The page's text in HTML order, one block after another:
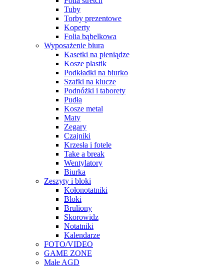
Tuby
Torby prezentowe
Koperty
Folia bąbelkowa
Wyposażenie biura
Kasetki na pieniądze
Kosze plastik
Podkładki na biurko
Szafki na klucze
Podnóżki i taborety
Pudła
Kosze metal
Maty
Zegary
Czajniki
Krzesła i fotele
Take a break
Wentylatory
Biurka
Zeszyty i bloki
Kołonotatniki
Bloki
Bruliony
Skorowidz
Notatniki
Kalendarze
FOTO/VIDEO
GAME ZONE
Małe AGD